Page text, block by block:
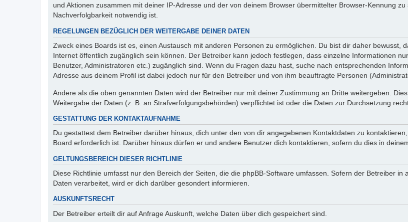
und Aktionen zusammen mit deiner IP-Adresse und der von deinem Browser übermittelter Browser-Kennung
Nachverfolgbarkeit notwendig ist.
REGELUNGEN BEZÜGLICH DER WEITERGABE DEINER DATEN
Zweck eines Boards ist es, einen Austausch mit anderen Personen zu ermöglichen. Du bist dir daher bewusst,
Internet öffentlich zugänglich sein können. Der Betreiber kann jedoch festlegen, dass einzelne Informationen
Benutzer, Administratoren etc.) zugänglich sind. Wenn du Fragen dazu hast, suche nach entsprechenden
Adresse aus deinem Profil ist dabei jedoch nur für den Betreiber und von ihm beauftragte Personen
Andere als die oben genannten Daten wird der Betreiber nur mit deiner Zustimmung an Dritte weitergeben.
Weitergabe der Daten (z. B. an Strafverfolgungsbehörden) verpflichtet ist oder die Daten zur Durchsetzung
GESTATTUNG DER KONTAKTAUFNAHME
Du gestattest dem Betreiber darüber hinaus, dich unter den von dir angegebenen Kontaktdaten zu
Board erforderlich ist. Darüber hinaus dürfen er und andere Benutzer dich kontaktieren, sofern du dies in
GELTUNGSBEREICH DIESER RICHTLINIE
Diese Richtlinie umfasst nur den Bereich der Seiten, die die phpBB-Software umfassen. Sofern der Betreiber
Daten verarbeitet, wird er dich darüber gesondert informieren.
AUSKUNFTSRECHT
Der Betreiber erteilt dir auf Anfrage Auskunft, welche Daten über dich gespeichert sind.